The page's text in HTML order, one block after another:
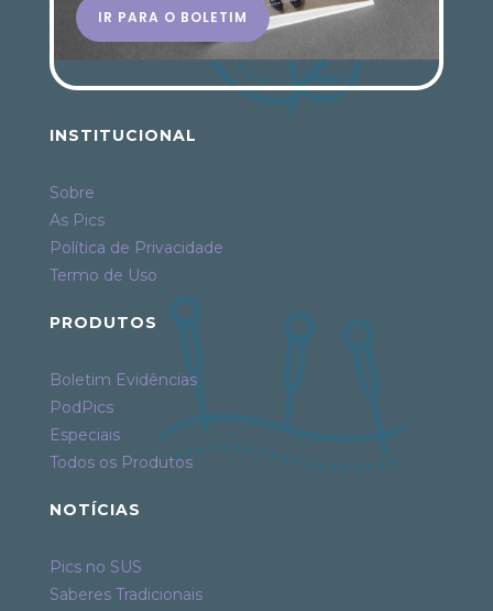
IR PARA O BOLETIM
INSTITUCIONAL
Sobre
As Pics
Política de Privacidade
Termo de Uso
PRODUTOS
Boletim Evidências
PodPics
Especiais
Todos os Produtos
NOTÍCIAS
Pics no SUS
Saberes Tradicionais